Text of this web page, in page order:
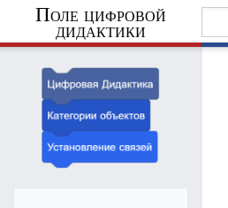
Поле цифровой
дидактики